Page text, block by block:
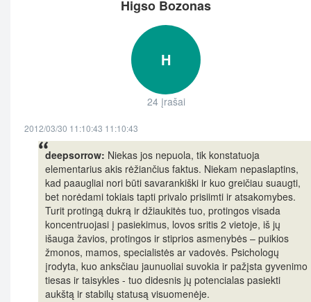
Higso Bozonas
H
24 įrašai
2012/03/30 11:10:43 11:10:43
deepsorrow: Niekas jos nepuola, tik konstatuoja
elementarius akis rėžiančius faktus. Niekam nepaslaptins,
kad paaugliai nori būti savarankiški ir kuo greičiau suaugti,
bet norėdami tokiais tapti privalo prisiimti ir atsakomybes.
Turit protingą dukrą ir džiaukitės tuo, protingos visada
koncentruojasi į pasiekimus, lovos sritis 2 vietoje, iš jų
išauga žavios, protingos ir stiprios asmenybės – puikios
žmonos, mamos, specialistės ar vadovės. Psichologų
įrodyta, kuo anksčiau jaunuoliai suvokia ir pažįsta gyvenimo
tiesas ir taisykles - tuo didesnis jų potencialas pasiekti
aukštą ir stabilų statusą visuomenėje.